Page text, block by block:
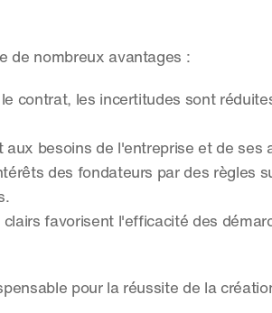
de nombreux avantages :
contrat, les incertitudes sont
besoins de l'entreprise et de ses
des fondateurs par des règles
favorisent l'efficacité des
pour la réussite de la